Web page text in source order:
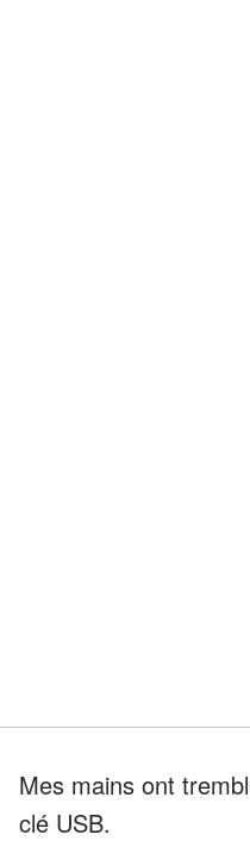
Mes mains ont
clé USB.